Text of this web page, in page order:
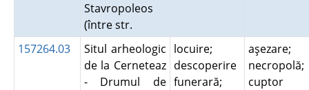
Stavropoleos
(între str.
157264.03
Situl arheologic
de la Cerneteaz
- Drumul de
locuire;
descoperire
funerară;
aşezare;
necropolă;
cuptor